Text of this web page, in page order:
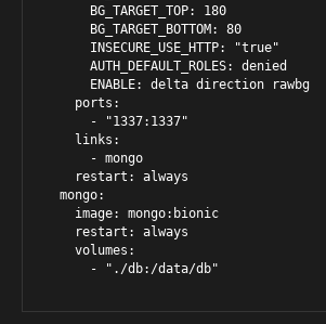
      - "./db:/data/db"